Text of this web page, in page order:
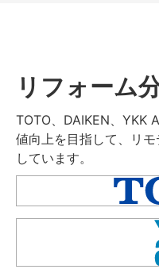
リフォーム
TOTO、DAIKEN、YKK
値向上を目指して、リ
しています。